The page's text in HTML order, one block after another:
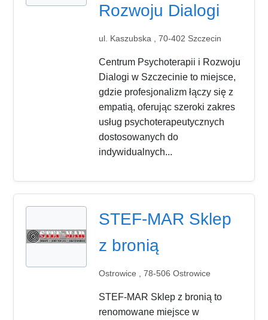
Rozwoju Dialogi
ul. Kaszubska , 70-402 Szczecin
Centrum Psychoterapii i Rozwoju
Dialogi w Szczecinie to miejsce,
gdzie profesjonalizm łączy się z
empatią, oferując szeroki zakres
usług psychoterapeutycznych
dostosowanych do
indywidualnych...
STEF-MAR Sklep
z bronią
Ostrowice , 78-506 Ostrowice
STEF-MAR Sklep z bronią to
renomowane miejsce w